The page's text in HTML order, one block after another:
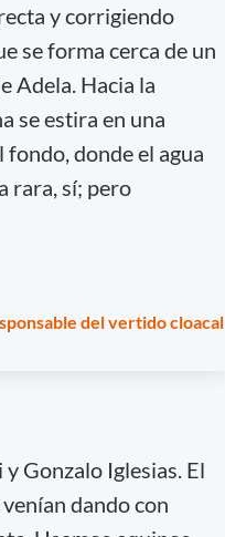
y corrigiendo
se forma cerca de un
Adela. Hacia la
se estira en una
fondo, donde el agua
rara, sí; pero
del vertido cloacal
Gonzalo Iglesias. El
venían dando con